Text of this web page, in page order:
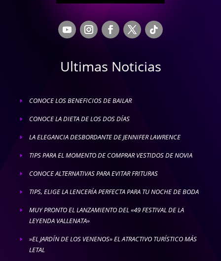
Ultimas Noticias
E CONOCE LOS BENEFICIOS DE BAILAR
E CONOCE LA DIETA DE LOS DOS DÍAS
E LA ELEGANCIA DESBORDANTE DE JENNIFER LAWRENCE
E TIPS PARA EL MOMENTO DE COMPRAR VESTIDOS DE NOVIA
E CONOCE ALTERNATIVAS PARA EVITAR FRITURAS
E TIPS, ELIGE LA LENCERÍA PERFECTA PARA TU NOCHE DE BODA
E
MUY PRONTO EL LANZAMIENTO DEL «49 FESTIVAL DE LA
LEYENDA VALLENATA»
E
»EL JARDÍN DE LOS VENENOS» EL ATRACTIVO TURÍSTICO MÁS
LETAL